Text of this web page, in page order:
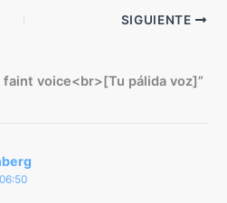
SIGUIENTE
faint voice<br>[Tu pálida voz]”